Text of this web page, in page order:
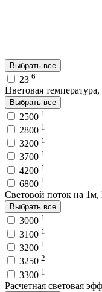
Выбрать все
23 6
Цветовая
Выбрать все
2500 1
2800 1
3200 1
3700 1
4200 1
6800 1
Световой поток на 1м,
Выбрать все
3000 1
3100 1
3200 1
3250 2
3300 1
Расчетная световая